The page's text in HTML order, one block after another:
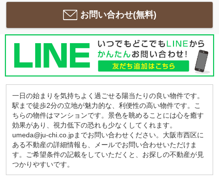
お問い合わせ(無料)
一日の始まりを気持ちよく過ごせる陽当たりの良い物件です。
駅まで徒歩2分の立地が魅力的な、利便性の高い物件です。こ
ちらの物件はマンションです。景色を眺めることには心を癒す
効果があり、視力低下の恐れも少なくしてくれます。
umeda@ju-chi.co.jpまでお問い合わせください。大阪市西区に
ある不動産の詳細情報も、メールでお問い合わせいただけま
す。ご希望条件の記載をしていただくと、お探しの不動産が見
つかりやすいです。